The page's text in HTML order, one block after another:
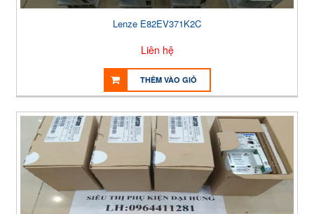
Lenze E82EV371K2C
Liên hệ
THÊM VÀO GIỎ